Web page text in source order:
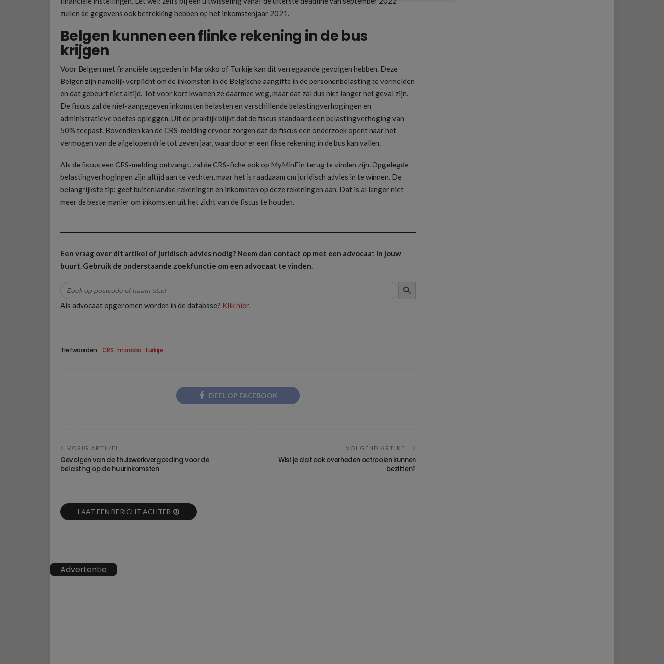
zullen de gegevens ook betrekking hebben op het inkomstenjaar 2021.
Belgen kunnen een flinke rekening in de bus
krijgen
Voor Belgen met financiële tegoeden in Marokko of Turkije kan dit verregaande gevolgen hebben. Deze
Belgen zijn namelijk verplicht om de inkomsten in de Belgische aangifte in de personenbelasting te vermelden
en dat gebeurt niet altijd. Tot voor kort kwamen ze daarmee weg, maar dat zal dus niet langer het geval zijn.
De fiscus zal de niet-aangegeven inkomsten belasten en verschillende belastingverhogingen en
administratieve boetes opleggen. Uit de praktijk blijkt dat de fiscus standaard een belastingverhoging van
50% toepast. Bovendien kan de CRS-melding ervoor zorgen dat de fiscus een onderzoek opent naar het
vermogen van de afgelopen drie tot zeven jaar, waardoor er een fikse rekening in de bus kan vallen.
Als de fiscus een CRS-melding ontvangt, zal de CRS-fiche ook op MyMinFin terug te vinden zijn. Opgelegde
belastingverhogingen zijn altijd aan te vechten, maar het is raadzaam om juridisch advies in te winnen. De
belangrijkste tip: geef buitenlandse rekeningen en inkomsten op deze rekeningen aan. Dat is al langer niet
meer de beste manier om inkomsten uit het zicht van de fiscus te houden.
Een vraag over dit artikel of juridisch advies nodig? Neem dan contact op met een advocaat in jouw
buurt. Gebruik de onderstaande zoekfunctie om een advocaat te vinden.
Zoek
naar:
ZOEKKNOP
Als advocaat opgenomen worden in de database? Klik hier.
Trefwoorden: CRS marokko turkije
DEEL OP FACEBOOK
VORIG ARTIKEL
Gevolgen van de thuiswerkvergoeding voor de
belasting op de huurinkomsten
VOLGEND ARTIKEL
Wist je dat ook overheden octrooien kunnen
bezitten?
LAAT EEN BERICHT ACHTER
Advertentie